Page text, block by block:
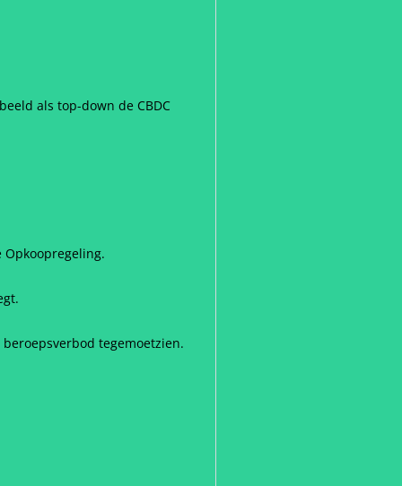
als top-down de CBDC
tegemoetzien.